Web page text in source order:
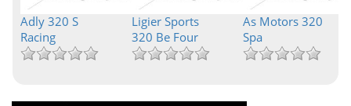
Adly 320 S
Racing
Ligier Sports
320 Be Four
As Motors 320
Spa